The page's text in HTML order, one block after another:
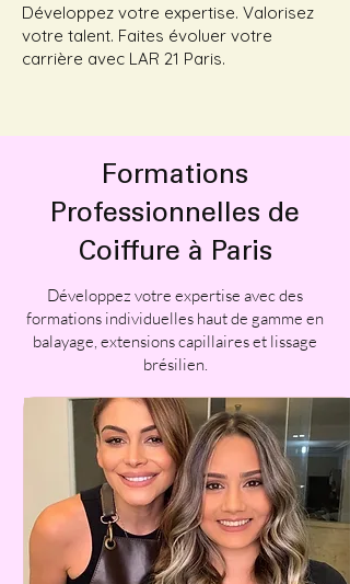
Développez votre expertise. Valorisez
votre talent. Faites évoluer votre
carrière avec LAR 21 Paris.
Formations
Professionnelles de
Coiffure à Paris
Développez votre expertise avec des
formations individuelles haut de gamme en
balayage, extensions capillaires et lissage
brésilien.